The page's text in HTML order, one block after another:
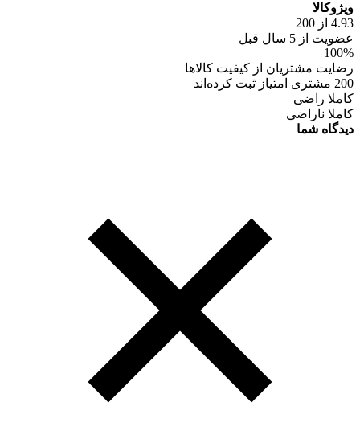
ویژوکالا
4.93 از 200
عضویت از 5 سال قبل
100%
رضایت مشتریان از کیفیت کالاها
200 مشتری امتیاز ثبت کرده‌اند
کاملا راضی
کاملا ناراضی
دیدگاه شما